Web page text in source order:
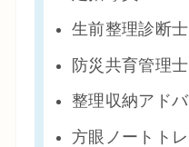
生前整理診断士
防災共育管理
整理収納アド
方眼ノートト